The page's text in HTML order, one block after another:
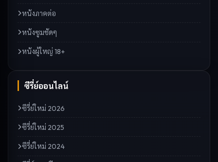
หนังภาคต่อ
หนังซูมชัดๆ
หนังผู้ใหญ่ 18+
ซีรี่ย์ออนไลน์
ซีรี่ย์ใหม่ 2026
ซีรี่ย์ใหม่ 2025
ซีรี่ย์ใหม่ 2024